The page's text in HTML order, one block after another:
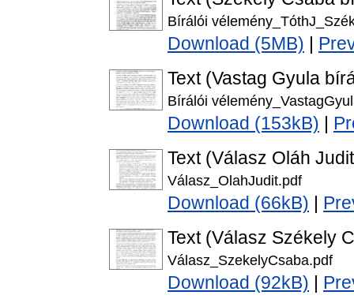
Bírálói
Download (5MB)
Text (Vastag Gyula
Bírálói
Download (153kB)
Text (Válasz Oláh
Válasz_OlahJudit.pdf
Download (66kB)
Text (Válasz Székely
Válasz_SzekelyCsaba.pdf
Download (92kB)